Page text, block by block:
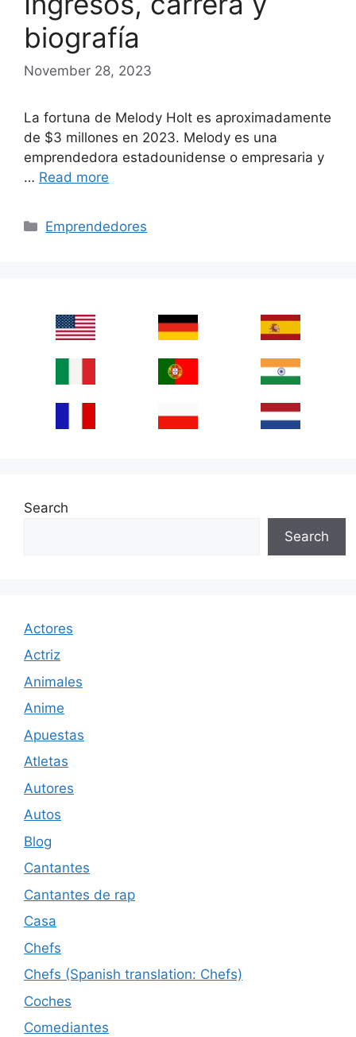
biografía
November 28, 2023
La fortuna de Melody Holt es aproximadamente
de $3 millones en 2023. Melody es una
emprendedora estadounidense o empresaria y
… Read more
Categories
Emprendedores
Search
Search
Actores
Actriz
Animales
Anime
Apuestas
Atletas
Autores
Autos
Blog
Cantantes
Cantantes de rap
Casa
Chefs
Chefs (Spanish translation: Chefs)
Coches
Comediantes